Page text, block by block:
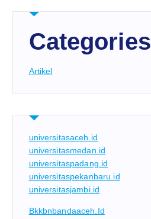
Categories
Artikel
universitasaceh.id
universitasmedan.id
universitaspadang.id
universitaspekanbaru.id
universitasjambi.id
Bkkbnbandaaceh.id